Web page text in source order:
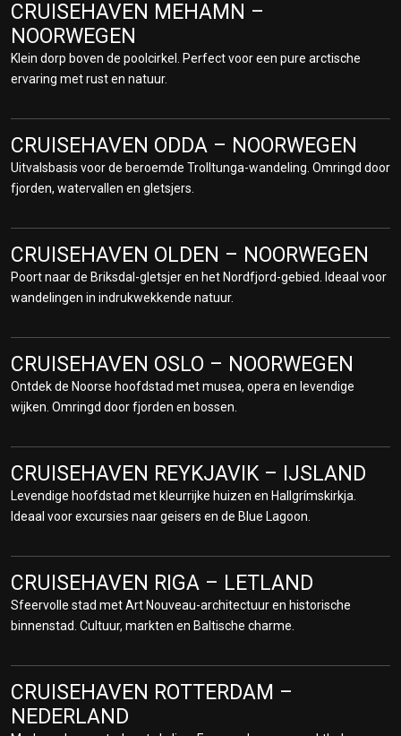
IERLAND
Bezoek de Titanic Belfast Experience en ontdek de rijke
scheepsgeschiedenis. Verken de Antrim Coast en de
indrukwekkende Giant’s Causeway.
CRUISEHAVEN CORK – COBH IERLAND
Vanuit Cobh, de laatste aanlegplaats van de Titanic, ontdekt u een
sfeervol stadje vol Ierse charme. Ideaal voor kastelen, whiskey en
groene landschappen.
CRUISEHAVEN DOVER – CRUISE
TERMINAL ENGELAND
Bekend om de iconische White Cliffs of Dover. Vanuit deze haven
CRUISEHAVEN EIDFJORD –
NOORWEGEN
Prachtige fjorden en directe toegang tot het Hardangervidda
CRUISEHAVEN EDINBURGH –
Mile. Bezoek Holyroodhouse of geniet van het uitzicht vanaf
Arthur’s Seat. Ook South Queensferry biedt charme met uitzicht op
de Forth Bridge.
CRUISEHAVEN GREENOCK –
SCHOTLAND
De toegangspoort tot Glasgow, bekend om zijn architectuur en
musea. Vanuit Greenock ontdekt u ook de Schotse Hooglanden.
CRUISEHAVEN MEHAMN –
NOORWEGEN
Klein dorp boven de poolcirkel. Perfect voor een pure arctische
ervaring met rust en natuur.
CRUISEHAVEN ODDA – NOORWEGEN
Uitvalsbasis voor de beroemde Trolltunga-wandeling. Omringd door
fjorden, watervallen en gletsjers.
CRUISEHAVEN OLDEN – NOORWEGEN
Poort naar de Briksdal-gletsjer en het Nordfjord-gebied. Ideaal voor
wandelingen in indrukwekkende natuur.
CRUISEHAVEN OSLO – NOORWEGEN
Ontdek de Noorse hoofdstad met musea, opera en levendige
wijken. Omringd door fjorden en bossen.
CRUISEHAVEN REYKJAVIK – IJSLAND
Levendige hoofdstad met kleurrijke huizen en Hallgrímskirkja.
Ideaal voor excursies naar geisers en de Blue Lagoon.
CRUISEHAVEN RIGA – LETLAND
Sfeervolle stad met Art Nouveau-architectuur en historische
binnenstad. Cultuur, markten en Baltische charme.
CRUISEHAVEN ROTTERDAM –
NEDERLAND